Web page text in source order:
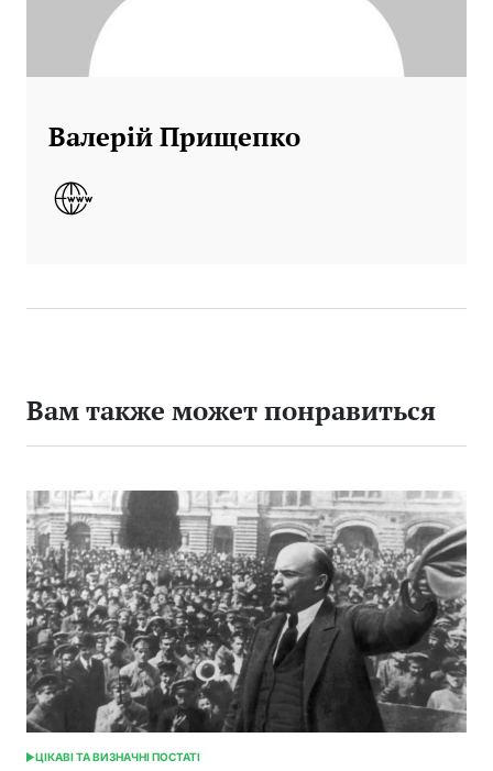
Валерій Прищепко
Вам также может понравиться
ОПУБЛИКОВАНО
ЦІКАВІ ТА ВИЗНАЧНІ ПОСТАТІ